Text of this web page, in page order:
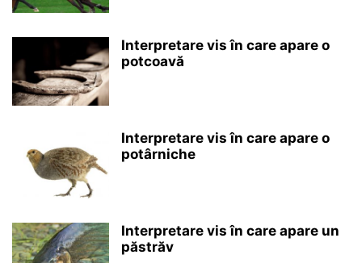
Interpretare vis în care apare o
potcoavă
Interpretare vis în care apare o
potârniche
Interpretare vis în care apare un
păstrăv